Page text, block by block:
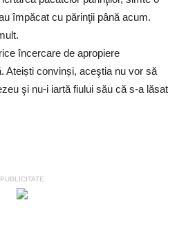
împăcat cu părinţii până acum.
încercare de apropiere
Ateiști convinși, aceştia nu vor să
şi nu-i iartă fiului său că s-a lăsat
PUBLICITATE